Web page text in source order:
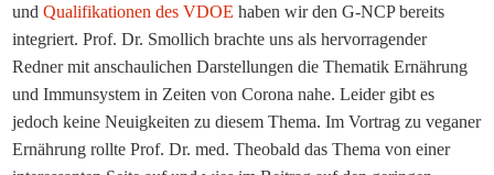
undQualifikationen des VDOE haben wir den G-NCP bereits
integriert. Prof. Dr. Smollich brachte uns als hervorragender
Redner mit anschaulichen Darstellungen die Thematik Ernährung
und Immunsystem in Zeiten von Corona nahe. Leider gibt es
jedoch keine Neuigkeiten zu diesem Thema. Im Vortrag zu veganer
Ernährung rollte Prof. Dr. med. Theobald das Thema von einer